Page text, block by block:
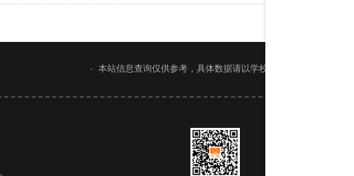
本站信息查询仅供参考，具体数据请以学校官网或考试院公布为准